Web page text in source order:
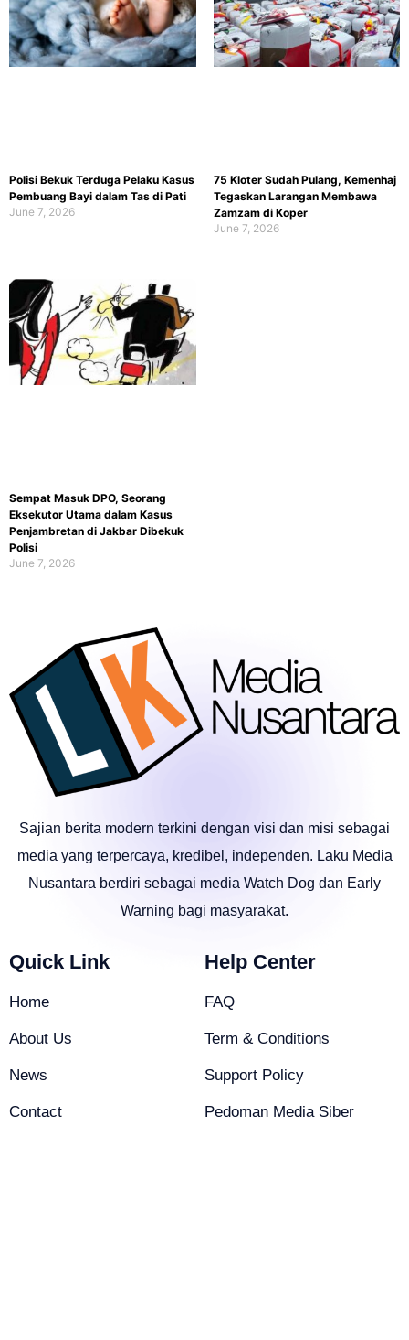
Polisi Bekuk Terduga Pelaku Kasus
Pembuang Bayi dalam Tas di Pati
June 7, 2026
75 Kloter Sudah Pulang, Kemenhaj
Tegaskan Larangan Membawa
Zamzam di Koper
June 7, 2026
Sempat Masuk DPO, Seorang
Eksekutor Utama dalam Kasus
Penjambretan di Jakbar Dibekuk
Polisi
June 7, 2026
Sajian berita modern terkini dengan visi dan misi sebagai
media yang terpercaya, kredibel, independen. Laku Media
Nusantara berdiri sebagai media Watch Dog dan Early
Warning bagi masyarakat.
Quick Link
Home
About Us
News
Contact
Help Center
FAQ
Term & Conditions
Support Policy
Pedoman Media Siber